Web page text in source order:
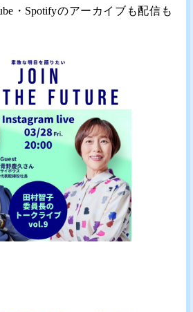
・Spotifyのアーカイブも配信も